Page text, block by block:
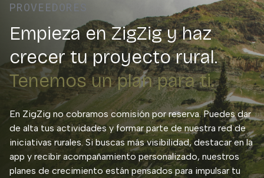
PROVEEDORES
Empieza en ZigZig y haz
crecer tu proyecto rural.
Tenemos un plan para ti.
En ZigZig no cobramos comisión por reserva. Puedes dar
de alta tus actividades y formar parte de nuestra red de
iniciativas rurales. Si buscas más visibilidad, destacar en la
app y recibir acompañamiento personalizado, nuestros
planes de crecimiento están pensados para impulsar tu